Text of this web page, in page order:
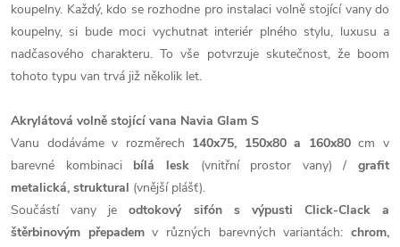
koupelny. Každý, kdo se rozhodne pro instalaci volně stojící vany do
koupelny, si bude moci vychutnat interiér plného stylu, luxusu a
nadčasového charakteru. To vše potvrzuje skutečnost, že boom
tohoto typu van trvá již několik let.
Akrylátová volně stojící vana Navia Glam S
Vanu dodáváme v rozměrech 140x75, 150x80 a 160x80cm v
barevné kombinaci bílá lesk(vnitřní prostor vany) / grafit
metalická, struktural (vnější plášť).
Součástí vany jeodtokový sifón s výpusti Click-Clack a
štěrbinovým přepademv různých barevných variantách:chrom,